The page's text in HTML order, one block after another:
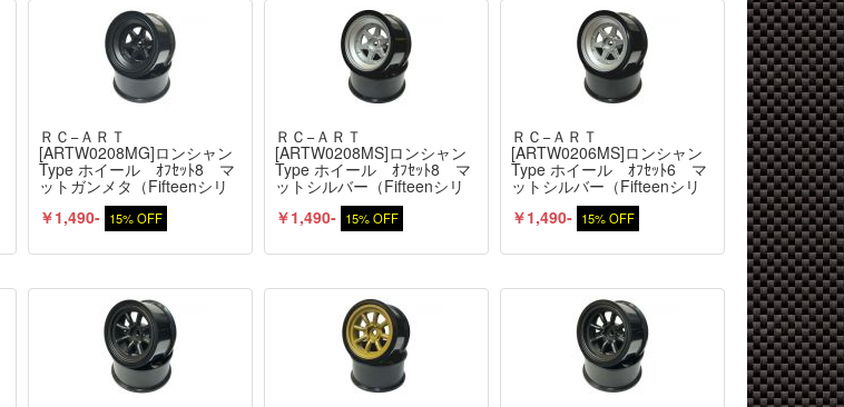
ＲＣ−ＡＲＴ
[ARTW0208MG]ロンシャン
Type ホイール ｵﾌｾｯﾄ8 マ
ットガンメタ（Fifteenシリ
ーズ）2個入
￥1,490- 15% OFF
ＲＣ−ＡＲＴ
[ARTW0208MS]ロンシャン
Type ホイール ｵﾌｾｯﾄ8 マ
ットシルバー（Fifteenシリ
ーズ）2個入
￥1,490- 15% OFF
ＲＣ−ＡＲＴ
[ARTW0206MS]ロンシャン
Type ホイール ｵﾌｾｯﾄ6 マ
ットシルバー（Fifteenシリ
ーズ）2個入
￥1,490- 15% OFF